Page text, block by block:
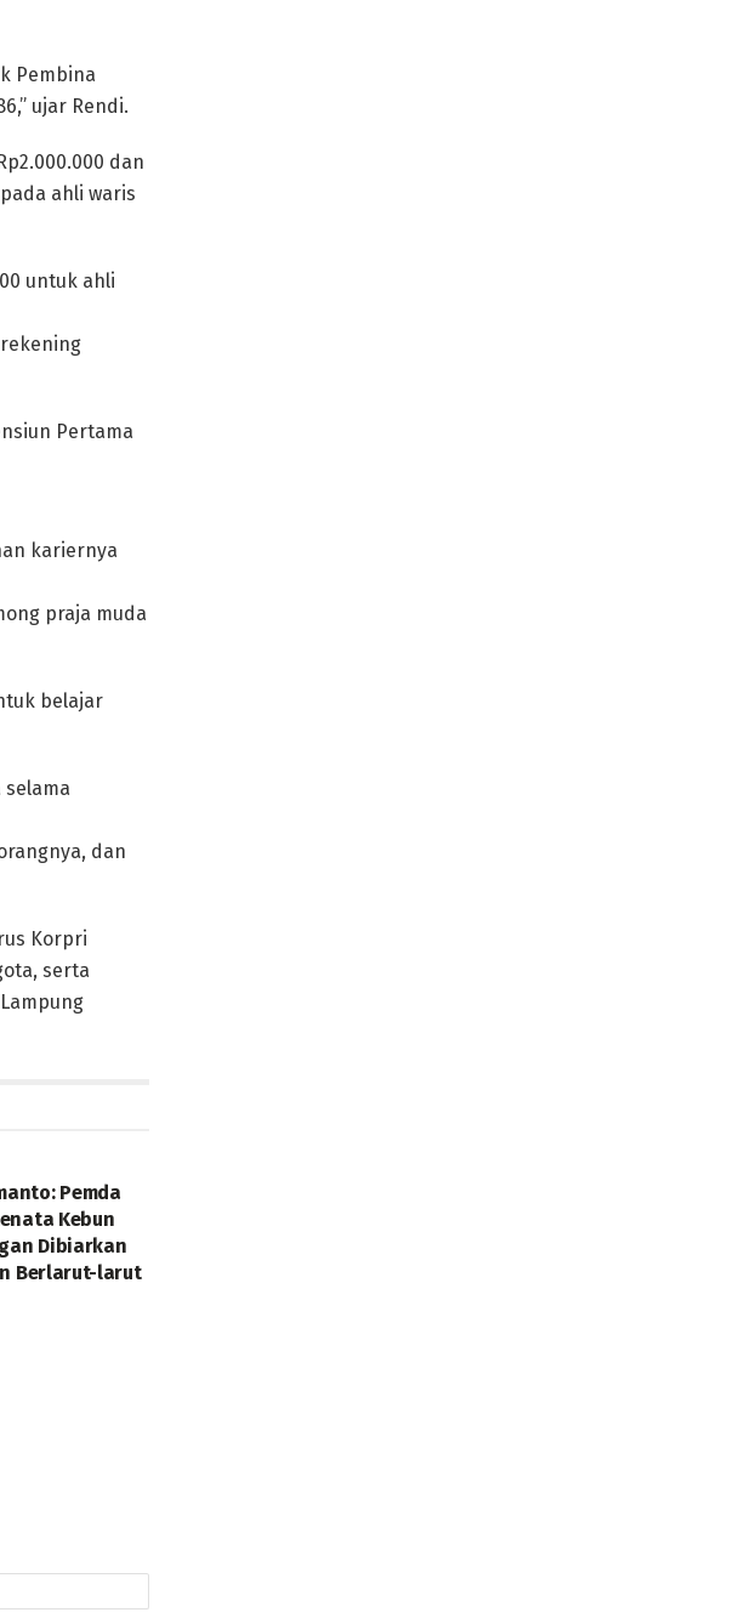
Pembina
ujar Rendi.
dan
ahli waris
untuk ahli
Pertama
kariernya
praja muda
belajar
dan
Korpri
serta
Pemda
Kebun
Dibiarkan
Berlarut-larut